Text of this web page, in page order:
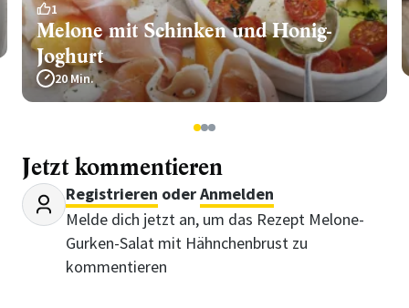
1
Melone mit Schinken und Honig-
Joghurt
20 Min.
123
Jetzt kommentieren
Registrieren oderAnmelden
Melde dich jetzt an, um das Rezept Melone-
Gurken-Salat mit Hähnchenbrust zu
kommentieren